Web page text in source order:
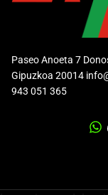
Paseo Anoeta 7
Gipuzkoa 20014
943 051 365